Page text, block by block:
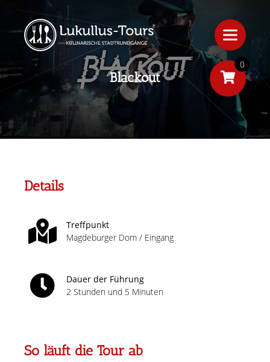
Blackout
Details
Treffpunkt
Magdeburger Dom / Eingang
Dauer der Führung
2 Stunden und 5 Minuten
So läuft die Tour ab
0